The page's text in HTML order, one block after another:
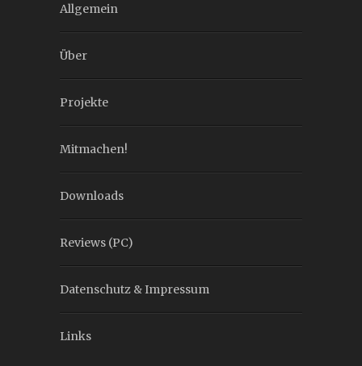
Allgemein
Über
Projekte
Mitmachen!
Downloads
Reviews (PC)
Datenschutz & Impressum
Links